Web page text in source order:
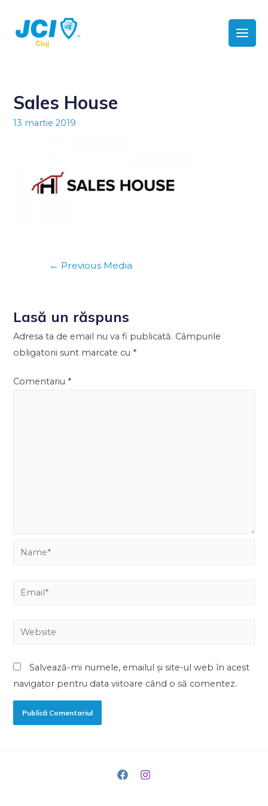
Sales House
13 martie 2019
← Previous Media
Lasă un răspuns
Adresa ta de email nu va fi publicată. Câmpurile
obligatorii sunt marcate cu *
Comentariu *
Salvează-mi numele, emailul și site-ul web în acest
navigator pentru data viitoare când o să comentez.